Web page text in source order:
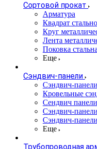
Сортовой прокат
Арматура
Квадрат
Круг
Лента
Поковка
Еще
Сэндвич-панели
Cэндвич-
Кровельные
Сендвич
Сэндвич-
Сэндвич-
Еще
Трубопроводная